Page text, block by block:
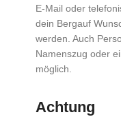
E-Mail oder
dein Bergauf
werden. Auch
Namenszug oder
möglich.
Achtung